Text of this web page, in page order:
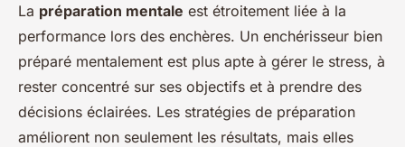
La préparation mentale est étroitement liée à la
performance lors des enchères. Un enchérisseur bien
préparé mentalement est plus apte à gérer le stress, à
rester concentré sur ses objectifs et à prendre des
décisions éclairées. Les stratégies de préparation
améliorent non seulement les résultats, mais elles